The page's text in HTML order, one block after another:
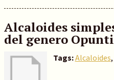
Alcaloides
del genero
Tags:Alcaloides,